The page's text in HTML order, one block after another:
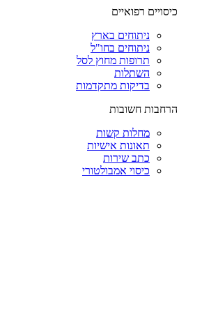
כיסויים רפואיים
ניתוחים בארץ
ניתוחים בחו"ל
תרופות מחוץ לסל
השתלות
בדיקות מתקדמות
הרחבות חשובות
מחלות קשות
תאונות אישיות
כתב שירות
כיסוי אמבולטורי